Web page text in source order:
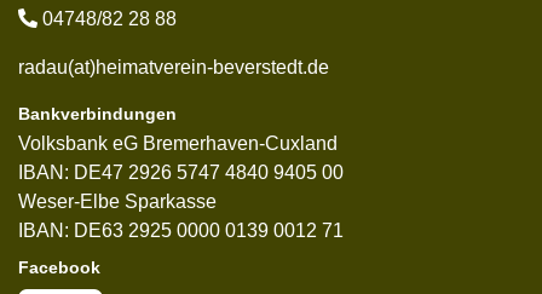
04748/82 28 88
radau(at)heimatverein-beverstedt.de
Bankverbindungen
Volksbank eG Bremerhaven-Cuxland
IBAN: DE47 2926 5747 4840 9405 00
Weser-Elbe Sparkasse
IBAN: DE63 2925 0000 0139 0012 71
Facebook